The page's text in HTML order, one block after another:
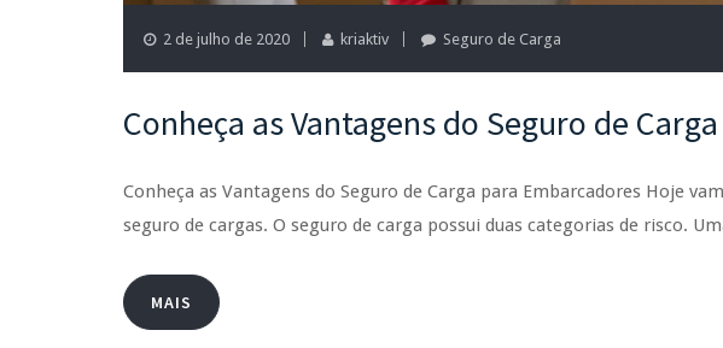
2 de julho de 2020 kriaktiv Seguro de Carga
Conheça as Vantagens do Seguro de
Conheça as Vantagens do Seguro de Carga para Embarcadores Hoje
seguro de cargas. O seguro de carga possui duas categorias de risco.
MAIS